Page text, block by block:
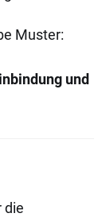
Muster:
und
die